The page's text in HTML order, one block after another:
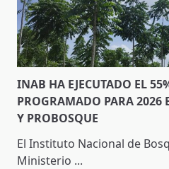
INAB HA EJECUTADO EL
PROGRAMADO PARA 2026
Y PROBOSQUE
El Instituto Nacional de
Ministerio ...